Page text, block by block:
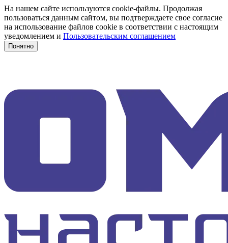
На нашем сайте используются cookie-файлы. Продолжая
пользоваться данным сайтом, вы подтверждаете свое согласие
на использование файлов cookie в соответствии с настоящим
уведомлением и Пользовательским соглашением
Понятно